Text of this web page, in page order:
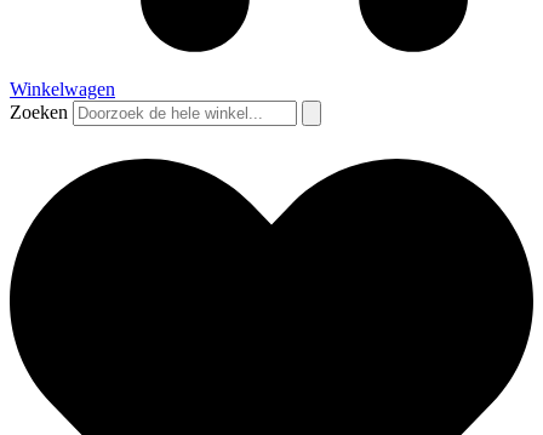
Winkelwagen
Zoeken